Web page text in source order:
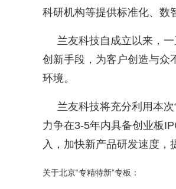
科研机构等提供标准化、数
兰友科技自成立以来，
创新手段，为客户创造与众
环境。
兰友科技将充分利用本次
力争在3-5年内具备创业板
入，加快新产品研发速度，
关于北京“专精特新”专板：